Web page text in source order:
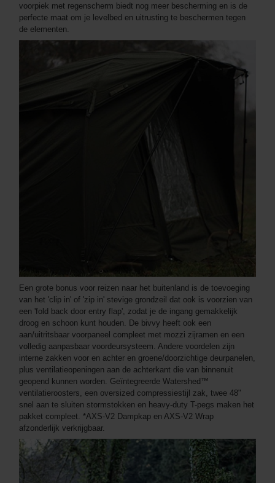
voorpiek met regenscherm biedt nog meer bescherming en is de
perfecte maat om je levelbed en uitrusting te beschermen tegen
de elementen.
Een grote bonus voor reizen naar het buitenland is de toevoeging
van het 'clip in' of 'zip in' stevige grondzeil dat ook is voorzien van
een 'fold back door entry flap', zodat je de ingang gemakkelijk
droog en schoon kunt houden. De bivvy heeft ook een
aan/uitritsbaar voorpaneel compleet met mozzi zijramen en een
volledig aanpasbaar voordeursysteem. Andere voordelen zijn
interne zakken voor en achter en groene/doorzichtige deurpanelen,
plus ventilatieopeningen aan de achterkant die van binnenuit
geopend kunnen worden. Geïntegreerde Watershed™
ventilatieroosters, een oversized compressiestijl zak, twee 48"
snel aan te sluiten stormstokken en heavy-duty T-pegs maken het
pakket compleet. *AXS-V2 Dampkap en AXS-V2 Wrap
afzonderlijk verkrijgbaar.